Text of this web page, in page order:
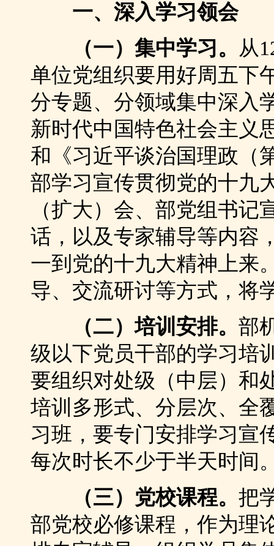
一、深入学习领会
（一）集中学习。
从
单位党组织要用好周五下
分专题、分领域集中深入
新时代中国特色社会主义
和《习近平谈治国理政（
部学习宣传贯彻党的十九
（扩大）会、部党组书
话，以及专家辅导等内容
一到党的十九大精神上来
导、交流研讨等方式，将
（二）培训安排。 部
级以下党员干部的学习培
要组织对处级（中层）和
培训多形式、分层次、全
习班，要专门安排学习宣
每次时长不少于半天时间
（三）党校课程。 把
部党校必修课程，作为理